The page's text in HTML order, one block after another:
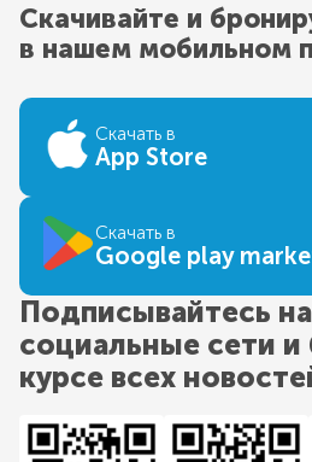
Скачивайте и
в нашем мобильном
Скачать в
App Store
Скачать в
Google play
Подписывайтесь
социальные сети и
курсе всех